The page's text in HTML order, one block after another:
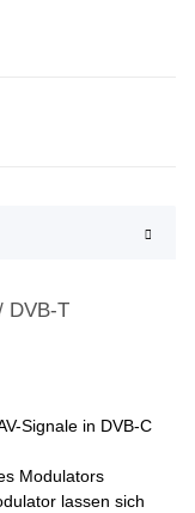
DVB-T
Signale in DVB-C
Modulators
lassen sich